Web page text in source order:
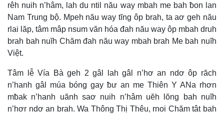
rêh nuih n’hâm, lah du ntil nău way mbah me bah ƀon lan
Nam Trung bộ. Mpeh nău way tĭng ôp brah, ta aơ geh nău
rlai lăp, tâm mâp nsum văn hóa đah nău way ôp mbah druh
brah bah nuĭh Chăm đah nău way mbah brah Me bah nuĭh
Việt.
Tâm lễ Vía Bà geh 2 gâl lah gâl n’hơ an ndơ ôp răch
n’hanh gâl múa bóng gay ƀư an me Thiên Y ANa rhơn
mƀak n’hanh uănh saơ nuih n’hâm uĕh lŏng bah nuĭh
n’hơr ndơ an brah. Wa Thông Thị Thêu, rnoi Chăm tât bah